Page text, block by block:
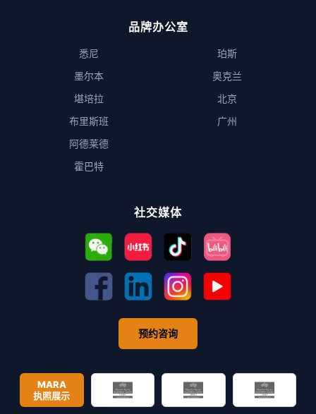
品牌办公室
悉尼
墨尔本
堪培拉
布里斯班
阿德莱德
霍巴特
珀斯
奥克兰
北京
广州
社交媒体
预约咨询
MARA
执照展示